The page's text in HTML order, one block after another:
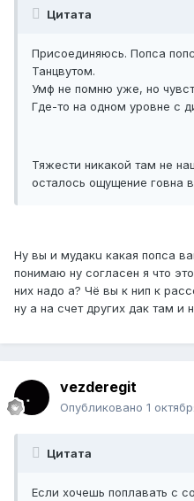
Цитата
Присоединяюсь. Попса
Танцвутом.
Умф не помню уже, но
Где-то на одном уровне с
Тяжести никакой там не
осталось ощущение говна
Ну вы и мудaкu какая попса
понимаю ну согласен я что
них надо а? Чё вы к нип к
ну а на счет других дак там
vezderegit
Опубликовано 1
Цитата
Если хочешь поплавать с